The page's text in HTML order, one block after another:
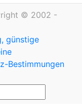
© 2002 -
günstige
Bestimmungen